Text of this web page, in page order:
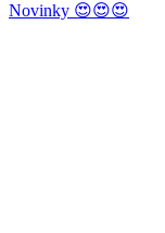
Novinky 😍😍😍